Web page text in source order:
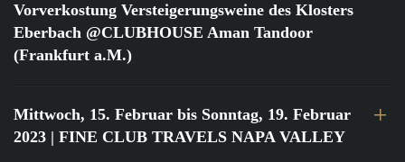
Vorverkostung Versteigerungsweine des Klosters
Eberbach @CLUBHOUSE Aman Tandoor
(Frankfurt a.M.)
Mittwoch, 15. Februar bis Sonntag, 19. Februar
2023 | FINE CLUB TRAVELS NAPA VALLEY